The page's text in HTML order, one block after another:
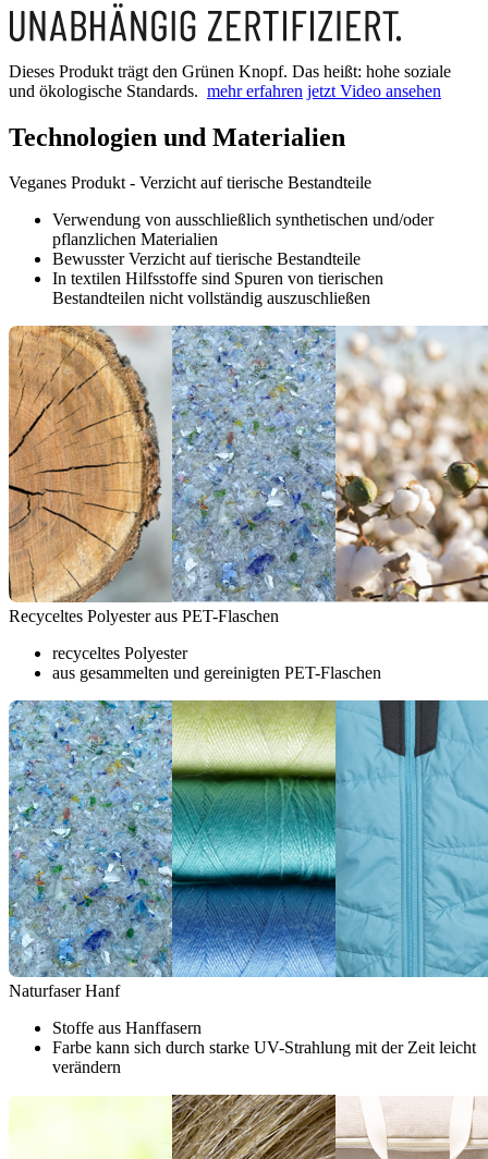
Dieses Produkt trägt den Grünen Knopf. Das heißt: hohe soziale
und ökologische Standards. mehr erfahren jetzt Video ansehen
Technologien und Materialien
Veganes Produkt - Verzicht auf tierische Bestandteile
Verwendung von ausschließlich synthetischen und/oder
pflanzlichen Materialien
Bewusster Verzicht auf tierische Bestandteile
In textilen Hilfsstoffe sind Spuren von tierischen
Bestandteilen nicht vollständig auszuschließen
Recyceltes Polyester aus PET-Flaschen
recyceltes Polyester
aus gesammelten und gereinigten PET-Flaschen
Naturfaser Hanf
Stoffe aus Hanffasern
Farbe kann sich durch starke UV-Strahlung mit der Zeit leicht
verändern